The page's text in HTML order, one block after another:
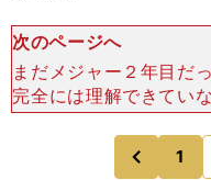
次のページへ
まだメジャー２年目だ
完全には理解できてい
目の理由だ。日本で投
いうのは よくあるこ
様子
前
1